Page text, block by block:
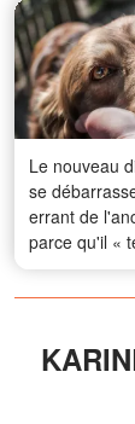
Le nouveau
se
errant de
parce qu'il «
l'image » de
– Il était loin